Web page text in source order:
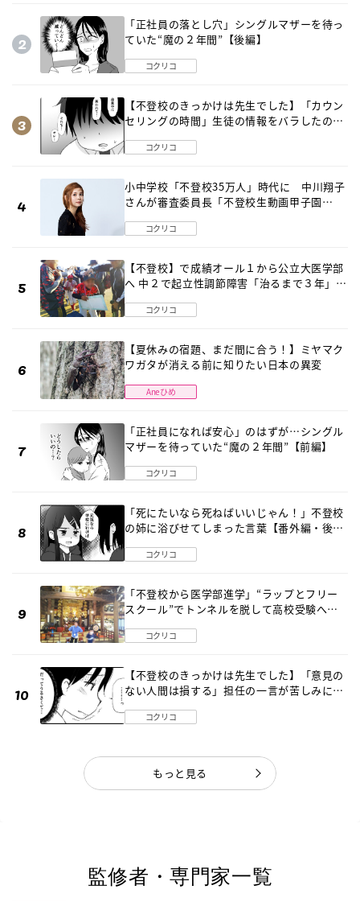
「正社員の落とし穴」シングルマザーを待っ
ていた“魔の２年間”【後編】
コクリコ
【不登校のきっかけは先生でした】「カウン
セリングの時間」生徒の情報をバラしたの
コクリコ
小中学校「不登校35万人」時代に 中川翔子
さんが審査委員長「不登校生動画甲子園
コクリコ
【不登校】で成績オール１から公立大医学部
へ 中２で起立性調節障害「治るまで３年」の
コクリコ
【夏休みの宿題、まだ間に合う！】ミヤマク
ワガタが消える前に知りたい日本の異変
Aneひめ
「正社員になれば安心」のはずが…シングル
マザーを待っていた“魔の２年間”【前編】
コクリコ
「死にたいなら死ねばいいじゃん！」不登校
の姉に浴びせてしまった言葉【番外編・後
コクリコ
「不登校から医学部進学」“ラップとフリー
スクール”でトンネルを脱して高校受験へ
コクリコ
【不登校のきっかけは先生でした】「意見の
ない人間は損する」担任の一言が苦しみに…
コクリコ
もっと見る
監修者・専門家一覧